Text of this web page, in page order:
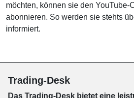
möchten, können sie den YouTube-
abonnieren. So werden sie stehts
informiert.
Trading-Desk
Das Trading-Desk bie­tet eine